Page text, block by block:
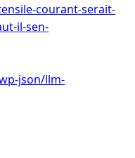
courant-serait-
il-sen-
json/llm-